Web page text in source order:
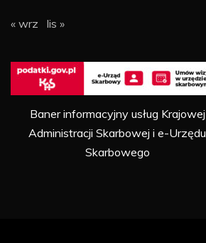
« wrz lis »
Baner informacyjny usług Krajowej
Administracji Skarbowej i e-Urzędu
Skarbowego